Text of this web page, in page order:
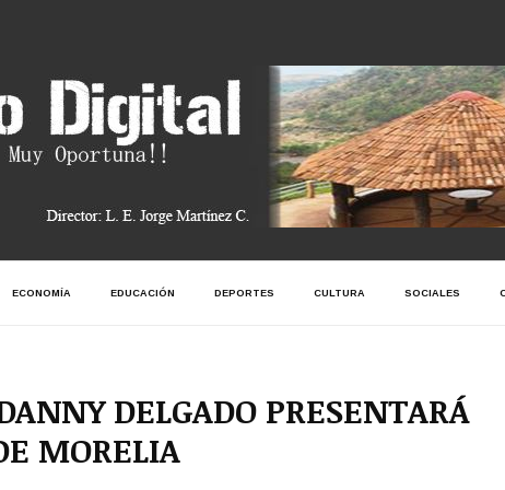
ECONOMÍA EDUCACIÓN DEPORTES CULTURA SOCIALES
DELGADO PRESENTARÁ
MORELIA